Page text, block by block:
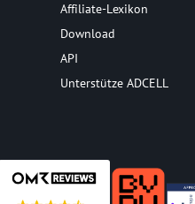
Affiliate-Lexikon
Download
API
Unterstütze ADCELL